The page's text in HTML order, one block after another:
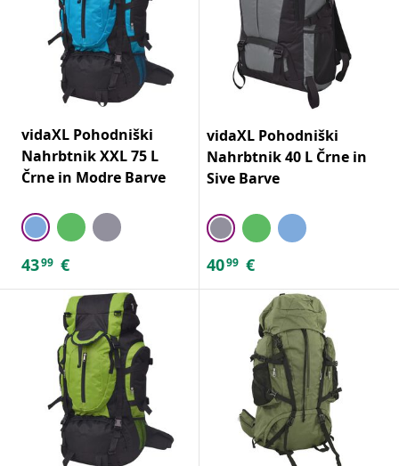
vidaXL Pohodniški
Nahrbtnik XXL 75 L
Črne in Modre Barve
4399 €
vidaXL Pohodniški
Nahrbtnik 40 L Črne in
Sive Barve
4099 €